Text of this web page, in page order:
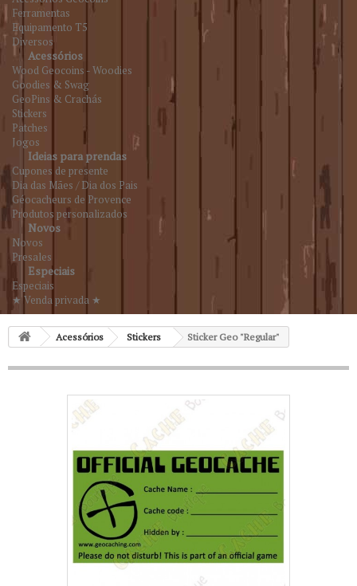
Ferramentas
Equipamento T5
Diversos
Acessórios
Wood Geocoins - Woodies
Goodies & Swag
GeoPins & Crachás
Stickers
Patches
Jogos
Ideias para prendas
Cupones de presente
Dia das Mães / Dia dos Pais
Géocacheurs de Provence
Produtos personalizados
Novos
Novos
Presales
Especiais
Especiais
★ Venda privada ★
Acessórios Stickers Sticker Geo "Regular"